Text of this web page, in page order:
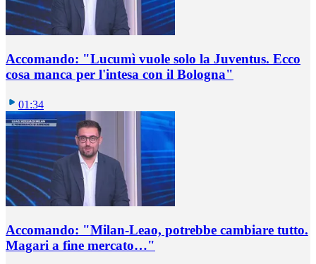
Accomando: "Lucumì vuole solo la Juventus. Ecco
cosa manca per l'intesa con il Bologna"
01:34
Accomando: "Milan-Leao, potrebbe cambiare tutto.
Magari a fine mercato…"